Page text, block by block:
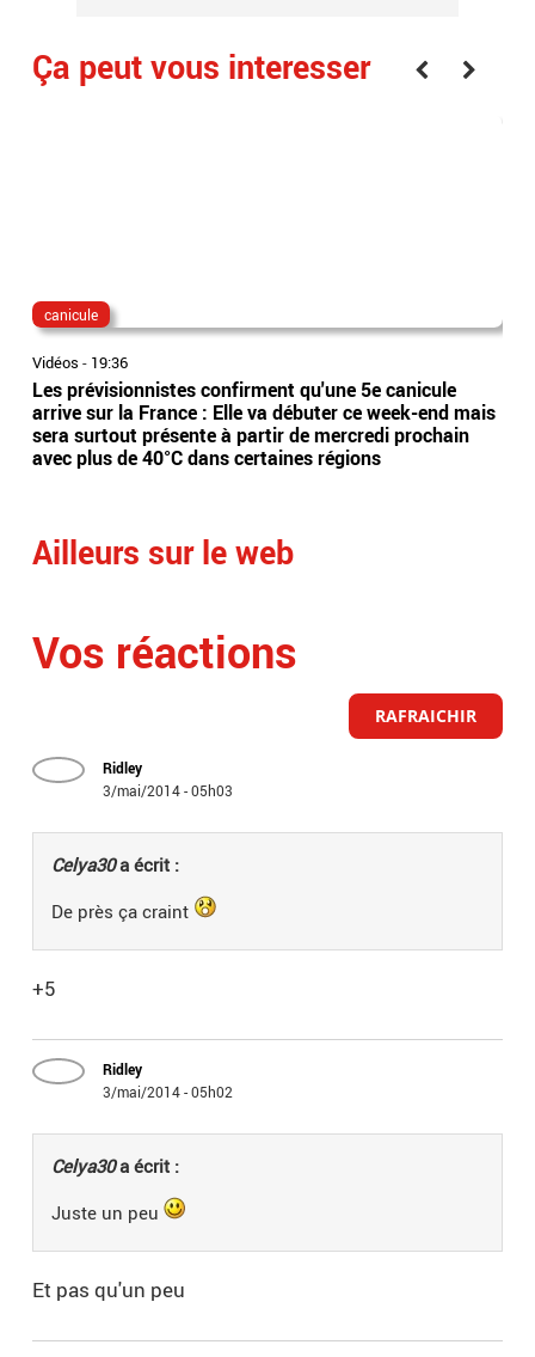
Ça peut vous interesser
canicule
Vidéos - 19:36
Les prévisionnistes confirment qu'une 5e canicule
arrive sur la France : Elle va débuter ce week-end mais
sera surtout présente à partir de mercredi prochain
avec plus de 40°C dans certaines régions
Ailleurs sur le web
Vos réactions
RAFRAICHIR
Ridley
3/mai/2014 - 05h03
Celya30a écrit :
De près ça craint
+5
Ridley
3/mai/2014 - 05h02
Celya30a écrit :
Juste un peu
Et pas qu'un peu